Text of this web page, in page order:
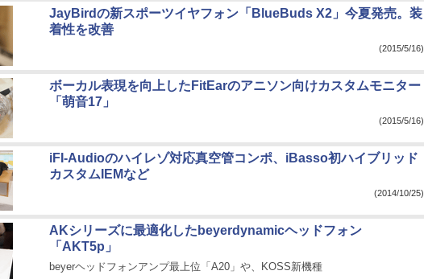
JayBirdの新スポーツイヤフォン「BlueBuds X2」今夏発売。装
着性を改善
(2015/5/16)
ボーカル表現を向上したFitEarのアニソン向けカスタムモニター
「萌音17」
(2015/5/16)
iFI-Audioのハイレゾ対応真空管コンポ、iBasso初ハイブリッド
カスタムIEMなど
(2014/10/25)
AKシリーズに最適化したbeyerdynamicヘッドフォン
「AKT5p」
beyerヘッドフォンアンプ最上位「A20」や、KOSS新機種